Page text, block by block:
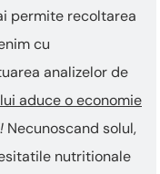
permite recoltarea
cu
analizelor de
aduce o economie
Necunoscand solul,
nutritionale